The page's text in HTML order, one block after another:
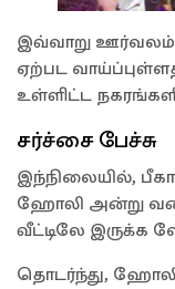
இவ்வாறு ஊர்வலம்
ஏற்பட
உள்ளிட்ட
சர்ச்சை பேச்சு
இந்நிலையில்,
ஹோலி அன்று
வீட்டிலே இருக்க
தொடர்ந்து,